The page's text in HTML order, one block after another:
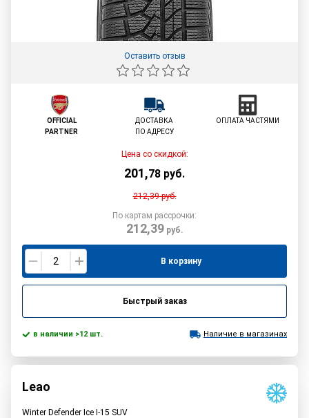
Оставить отзыв
OFFICIAL
PARTNER
ДОСТАВКА
ПО АДРЕСУ
ОПЛАТА ЧАСТЯМИ
Цена со скидкой:
201,78 руб.
212,39руб.
По картам рассрочки:
212,39руб.
В корзину
Быстрый заказ
в наличии >12 шт. Наличие в магазинах
Leao
Winter Defender Ice I-15 SUV